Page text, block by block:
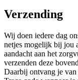
Verzending
Wij doen iedere dag
netjes mogelijk bij jou
aandacht aan het
verzenden deze
Daarbij ontvang je